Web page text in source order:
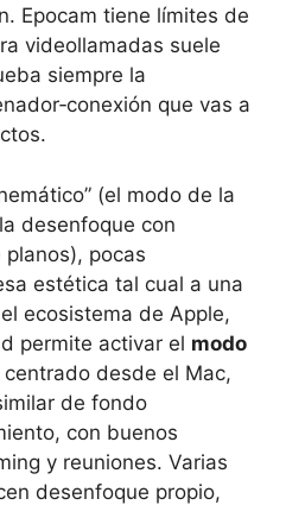
Epocam tiene límites de
videollamadas suele
siempre la
que vas a
(el modo de la
desenfoque con
pocas
estética tal cual a una
ecosistema de Apple,
permite activar el modo
desde el Mac,
de fondo
con buenos
y reuniones. Varias
desenfoque propio,